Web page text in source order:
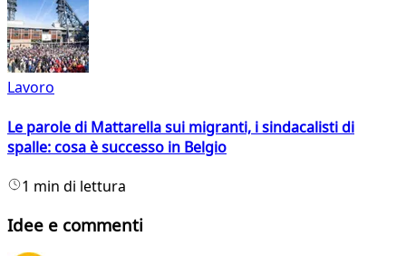
Lavoro
Le parole di Mattarella sui migranti, i sindacalisti di
spalle: cosa è successo in Belgio
1 min di lettura
Idee e commenti